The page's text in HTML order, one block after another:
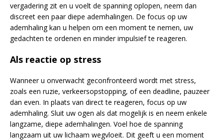
vergadering zit en u voelt de spanning oplopen, neem dan
discreet een paar diepe ademhalingen. De focus op uw
ademhaling kan u helpen om een moment te nemen, uw
gedachten te ordenen en minder impulsief te reageren.
Als reactie op stress
Wanneer u onverwacht geconfronteerd wordt met stress,
zoals een ruzie, verkeersopstopping, of een deadline, pauzeer
dan even. In plaats van direct te reageren, focus op uw
ademhaling. Sluit uw ogen als dat mogelijk is en neem enkele
langzame, diepe ademhalingen. Voel hoe de spanning
langzaam uit uw lichaam wegvloeit. Dit geeft u een moment